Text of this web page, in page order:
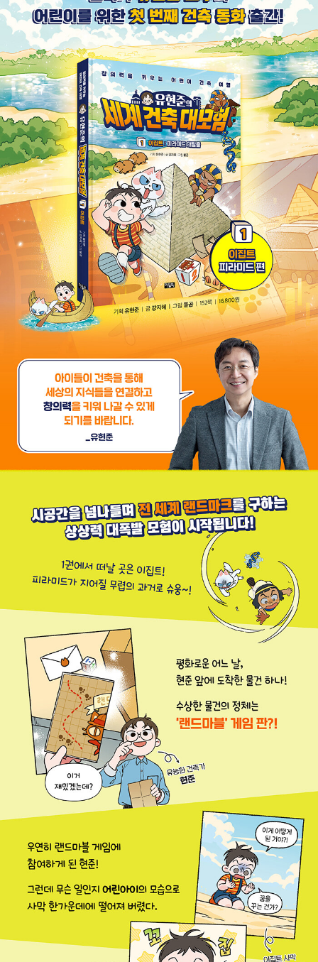
생각을 만들어 내는 데에 서툴 수밖에 없습니다.
아는 건 많은데, 왜 생각은 막힐까?
이러한 문제의 원인은 무엇일까요? 그것은 우리가 배우는 수많
은 지식들 사이를 잇는 구심점이 없기 때문입니다. 국어 시간에
배운 시를 수학의 원리와 연결해 본 적이 있나요? 역사 속 인물의
삶을 물리 법칙과 결합해 상상해 본 경험이 있나요? 대부분은 그
렇지 않을 것입니다. 우리는 여전히 ‘과목’이라는 틀 안에 갇혀,
각각의 분야를 따로따로 이해하는 데 익숙합니다. 하지만 세상은
그렇게 나뉘어 있지 않습니다. 실제로 사회는 훨씬 더 복잡하고,
모든 것이 유기적으로 얽혀 있는 거대한 네트워크입니다.
그렇다면 서로 다른 지식들을 연결하는 구심점은 무엇이 되어야
할까요? 그 해답 중 하나가 바로 ‘건축’입니다. 건축은 단순히 집
을 짓는 일이 아닙니다. 건축은 인간이 살아가는 공간을 설계하
고, 그 안에서 삶이 펼쳐지도록 만드는 종합적인 작업입니다. 하
나의 건축물이 완성되기 위해서는 과학, 기술, 예술, 경제, 역사,
심리학 등 수많은 분야가 유기적으로 연결되어야 합니다. 건축가
는 사람들의 동선과 삶의 방식, 자연환경, 주변 도시와의 관계, 재
료의 물리적 특성, 그리고 그 공간에서 일어날 문화적 경험까지
생각합니다.
『유현준의 세계 건축 대모험』은 건축이라는 렌즈를 통해 세상을
새롭게 들여다보는 여정을 담고 있습니다. 이 여정은 단순히 벽돌
과 철근으로 구성된 건물을 설명하는 것이 아니라, 그 속에 담긴
다. 각 도시의 건물들과 공간들이 왜 그렇게 만들어졌는지, 그 안
에 어떤 사람들의 이야기가 숨어 있는지, 건축을 통해 어떻게 우
리의 삶이 바뀌고 있는지를 흥미롭고 쉽게 설명합니다.
건축으로 여는 창의적, 통합적 사고의 문
특히 어린이와 청소년 독자들에게 이 책은 새로운 눈을 열어 줄
교과서에서 단절된 채로 배우는 지식들을, 실제 도시와 건축 속에
서 어떻게 연결하고 응용할 수 있는지를 보여 줍니다. 수학이 건
축 구조에 어떻게 쓰이는지, 과학이 건물의 안전과 에너지 효율을
어떻게 책임지는지, 미술이 건축물의 아름다움을 어떻게 표현하
는지를 직접 체험하듯 알게 될 것입니다. 이를 통해 독자들은 점
점 더 복잡해지는 세상 속에서 창의적으로 사고하고, 여러 분야를
통합해 문제를 해결하는 능력을 키워 나갈 수 있을 것입니다.
『유현준의 세계 건축 대모험』은 단지 건축을 배우는 책이 아닙니
다. 이 책은 세상을 바라보는 새로운 시선을 선물하고, 우리의 머
릿속에 흩어져 있던 지식들을 하나로 연결하는 지도와도 같은 책
입니다. 책장을 넘길 때마다 여러분은 마치 도시 위를 걸으며, 공
간의 속삭임을 듣고, 건물과 대화하는 듯한 신선한 경험을 하게
될 것입니다.
이제 랜드마블 게임을 시작해 볼까요? 건축이라는 창을 통해 세
상을 모험하고, 생각의 판을 넓히는 이 여정이 여러분에게 새로운
영감을 안겨 주길 바랍니다. 흥미로운 건축 이야기 속으로 함께